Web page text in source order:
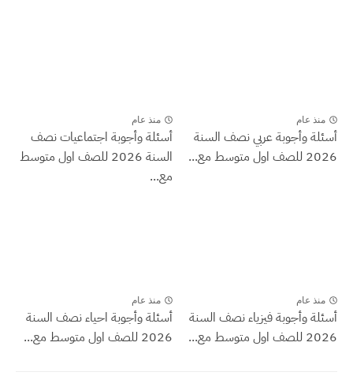
منذ عام
أسئلة وأجوبة عربي نصف السنة
2026 للصف اول متوسط مع...
منذ عام
أسئلة وأجوبة اجتماعيات نصف
السنة 2026 للصف اول متوسط
مع...
منذ عام
أسئلة وأجوبة فيزياء نصف السنة
2026 للصف اول متوسط مع...
منذ عام
أسئلة وأجوبة احياء نصف السنة
2026 للصف اول متوسط مع...